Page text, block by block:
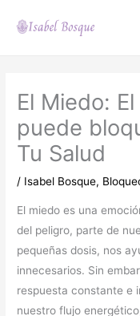
El Miedo:
puede
Tu Salud
/ Isabel Bosque,
El miedo es una
del peligro, parte de
pequeñas dosis, nos
innecesarios. Sin
respuesta constante e
nuestro flujo